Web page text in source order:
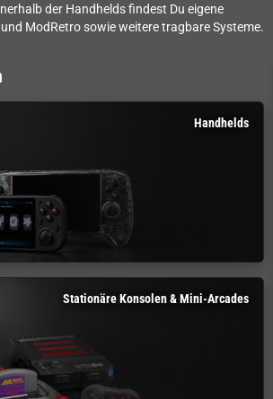
der Handhelds findest Du eigene
ModRetro sowie weitere tragbare Systeme.
Handhelds
Stationäre Konsolen & Mini-Arcades